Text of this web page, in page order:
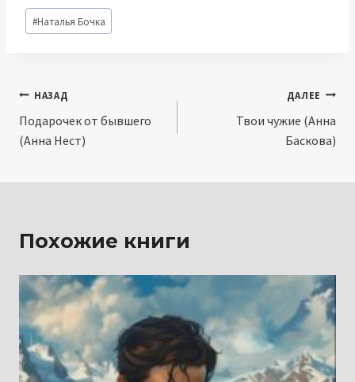
Метки
записи:
#Наталья Бочка
Навигация
по
НАЗАД
Подарочек от бывшего
(Анна Нест)
ДАЛЕЕ
Твои чужие (Анна
Баскова)
Похожие книги